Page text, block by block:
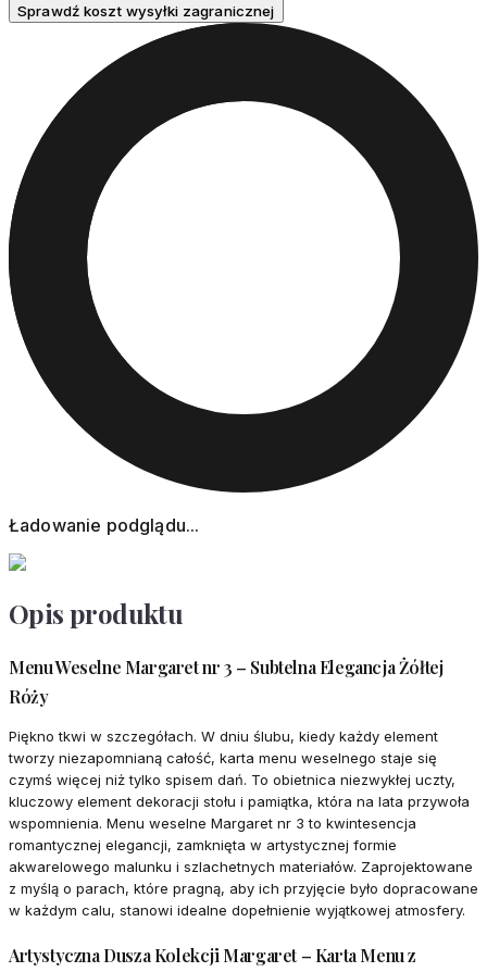
Sprawdź koszt wysyłki zagranicznej
Ładowanie podglądu...
Opis produktu
Menu Weselne Margaret nr 3 – Subtelna Elegancja Żółtej
Róży
Piękno tkwi w szczegółach. W dniu ślubu, kiedy każdy element
tworzy niezapomnianą całość, karta menu weselnego staje się
czymś więcej niż tylko spisem dań. To obietnica niezwykłej uczty,
kluczowy element dekoracji stołu i pamiątka, która na lata przywoła
wspomnienia. Menu weselne Margaret nr 3 to kwintesencja
romantycznej elegancji, zamknięta w artystycznej formie
akwarelowego malunku i szlachetnych materiałów. Zaprojektowane
z myślą o parach, które pragną, aby ich przyjęcie było dopracowane
w każdym calu, stanowi idealne dopełnienie wyjątkowej atmosfery.
Artystyczna Dusza Kolekcji Margaret – Karta Menu z